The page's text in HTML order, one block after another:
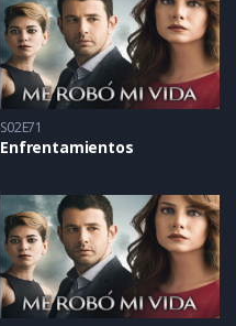
S02E71
Enfrentamientos